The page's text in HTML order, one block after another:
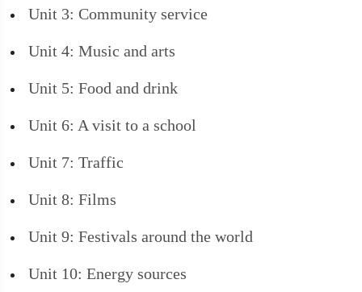
Unit 3: Community service
Unit 4: Music and arts
Unit 5: Food and drink
Unit 6: A visit to a school
Unit 7: Traffic
Unit 8: Films
Unit 9: Festivals around the world
Unit 10: Energy sources